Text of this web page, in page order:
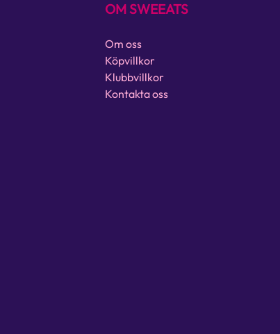
OM SWEEATS
Om oss
Köpvillkor
Klubbvillkor
Kontakta oss